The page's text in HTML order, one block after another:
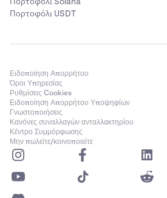
Πορτοφόλι USDT
Ειδοποίηση Απορρήτου
Όροι Υπηρεσίας
Ρυθμίσεις Cookies
Ειδοποίηση Απορρήτου Υποψηφίων
Γνωστοποιήσεις
Κανόνες συναλλαγών ανταλλακτηρίου
Κέντρο Συμμόρφωσης
Μην πωλείτε/κοινοποιείτε